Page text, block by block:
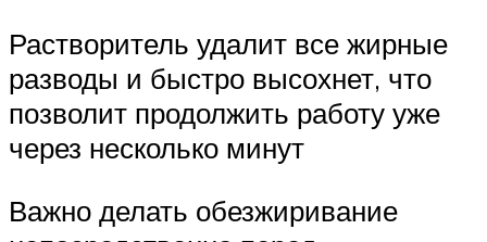
Растворитель удалит все жирные
разводы и быстро высохнет, что
позволит продолжить работу уже
через несколько минут
Важно делать обезжиривание